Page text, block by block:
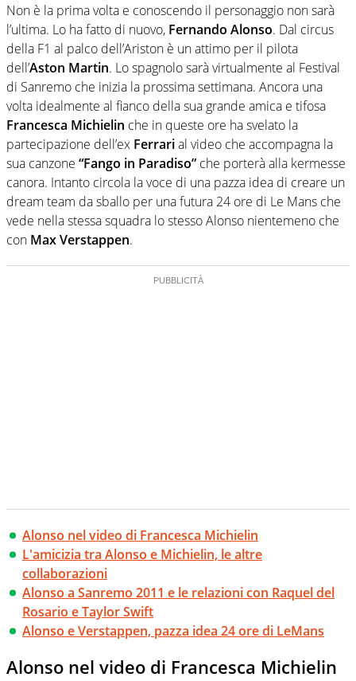
Non è la prima volta e conoscendo il personaggio non sarà
l’ultima. Lo ha fatto di nuovo, Fernando Alonso. Dal circus
della F1 al palco dell’Ariston è un attimo per il pilota
dell’Aston Martin. Lo spagnolo sarà virtualmente al Festival
di Sanremo che inizia la prossima settimana. Ancora una
volta idealmente al fianco della sua grande amica e tifosa
Francesca Michielin che in queste ore ha svelato la
partecipazione dell’ex Ferrarial video che accompagna la
sua canzone “Fango in Paradiso” che porterà alla kermesse
canora. Intanto circola la voce di una pazza idea di creare un
dream team da sballo per una futura 24 ore di Le Mans che
vede nella stessa squadra lo stesso Alonso nientemeno che
con Max Verstappen.
Alonso nel video di Francesca Michielin
L'amicizia tra Alonso e Michielin, le altre
collaborazioni
Alonso a Sanremo 2011 e le relazioni con Raquel del
Rosario e Taylor Swift
Alonso e Verstappen, pazza idea 24 ore di LeMans
Alonso nel video di Francesca Michielin